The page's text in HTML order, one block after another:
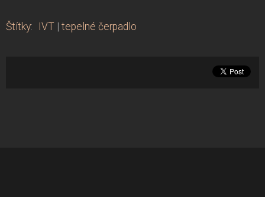
Štítky: IVT tepelné čerpadlo